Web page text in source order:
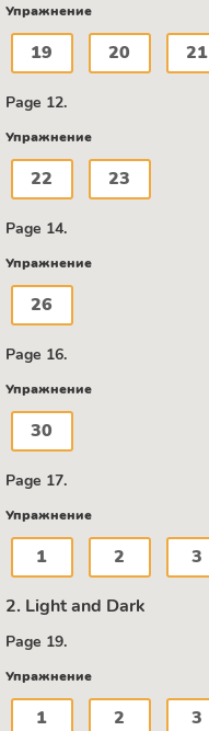
Упражнение
19 20 21
Page 12.
Упражнение
22 23
Page 14.
Упражнение
26
Page 16.
Упражнение
30
Page 17.
Упражнение
1 2 3
2. Light and Dark
Page 19.
Упражнение
1 2 3